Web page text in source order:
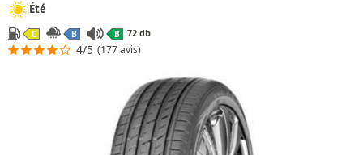
Été
C B B 72 db
4/5 (177 avis)